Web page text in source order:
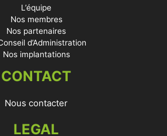
L’équipe
Nos membres
Nos partenaires
d’Administration
Nos implantations
CONTACT
Nous contacter
LEGAL